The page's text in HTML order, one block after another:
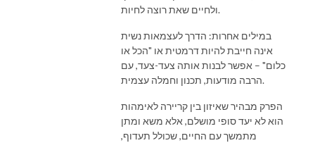
ולחיים שאת רוצה לחיות.
במילים אחרות: הדרך לעצמאות נשית
אינה חייבת להיות דרמטית או "הכל או
כלום" – אפשר לבנות אותה צעד-צעד, עם
הרבה מודעות, תכנון וחמלה עצמית.
הפרק מבהיר שאיזון בין קריירה לאימהות
הוא לא יעד סופי מושלם, אלא משא ומתן
מתמשך עם החיים, שכולל תעדוף,